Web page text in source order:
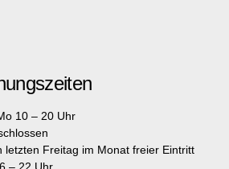
10 – 20 Uhr
letzten Freitag im Monat freier Eintritt